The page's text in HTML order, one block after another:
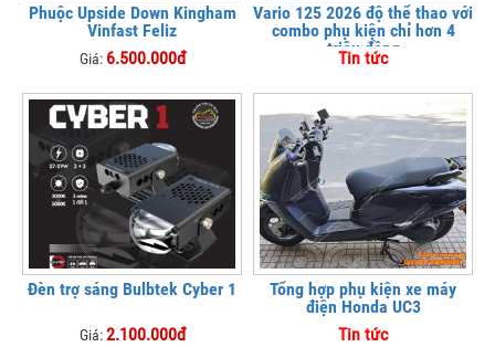
Phuộc Upside Down Kingham
Vinfast Feliz
Giá: 6.500.000đ
Vario 125 2026 độ thể thao với
combo phụ kiện chỉ hơn 4
triệu đồng
Tin tức
Đèn trợ sáng Bulbtek Cyber 1
Giá:2.100.000đ
Tổng hợp phụ kiện xe máy
điện Honda UC3
Tin tức